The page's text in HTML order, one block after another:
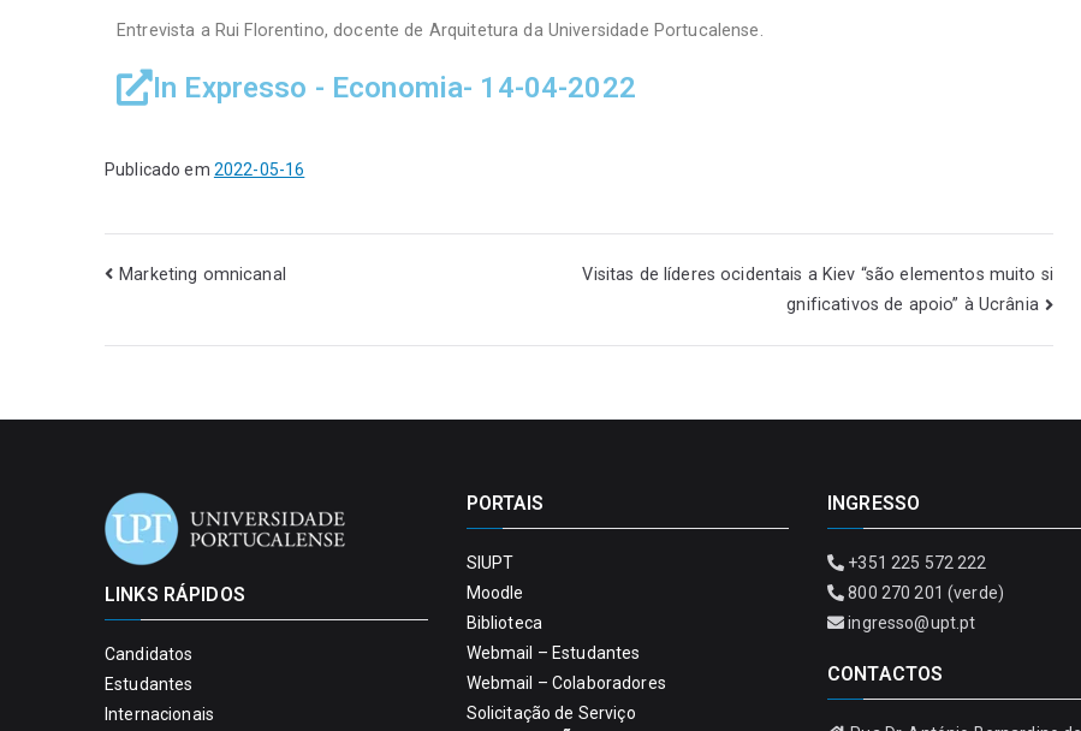
Entrevista a Rui Florentino, docente de Arquitetura da Universidade Portucalense.
In Expresso - Economia- 14-04-2022
Publicado em 2022-05-16
Marketing omnicanal
Visitas de líderes ocidentais a Kiev “são elementos muito si
gnificativos de apoio” à Ucrânia
LINKS RÁPIDOS
Candidatos
Estudantes
Internacionais
PORTAIS
SIUPT
Moodle
Biblioteca
Webmail – Estudantes
Webmail – Colaboradores
Solicitação de Serviço
INGRESSO
+351 225 572 222
800 270 201 (verde)
ingresso@upt.pt
CONTACTOS